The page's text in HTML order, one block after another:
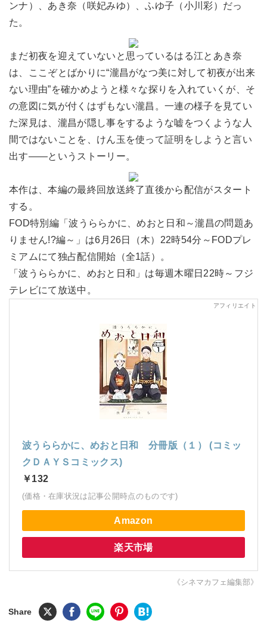
ンナ）、あき奈（咲妃みゆ）、ふゆ子（小川彩）だっ
た。
まだ初夜を迎えていないと思っているはる江とあき奈
は、ここぞとばかりに“瀧昌がなつ美に対して初夜が出来
ない理由”を確かめようと様々な探りを入れていくが、そ
の意図に気が付くはずもない瀧昌。一連の様子を見てい
た深見は、瀧昌が隠し事をするような嘘をつくような人
間ではないことを、けん玉を使って証明をしようと言い
出す――というストーリー。
本作は、本編の最終回放送終了直後から配信がスタート
する。
FOD特別編「波うららかに、めおと日和～瀧昌の問題あ
りません!?編～」は6月26日（木）22時54分～FODプレ
ミアムにて独占配信開始（全1話）。
「波うららかに、めおと日和」は毎週木曜日22時～フジ
テレビにて放送中。
波うららかに、めおと日和 分冊版（１） (コミッ
クＤＡＹＳコミックス)
￥132
(価格・在庫状況は記事公開時点のものです)
Amazon
楽天市場
《シネマカフェ編集部》